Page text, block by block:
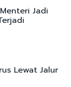
Jadi
Lewat Jalur